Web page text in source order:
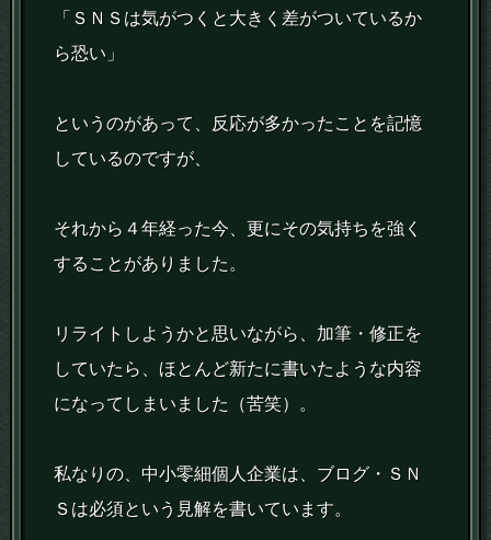
「ＳＮＳは気がつくと大きく差がついているか
ら恐い」
というのがあって、反応が多かったことを記憶
しているのですが、
それから４年経った今、更にその気持ちを強く
することがありました。
リライトしようかと思いながら、加筆・修正を
していたら、ほとんど新たに書いたような内容
になってしまいました（苦笑）。
私なりの、中小零細個人企業は、ブログ・ＳＮ
Ｓは必須という見解を書いています。